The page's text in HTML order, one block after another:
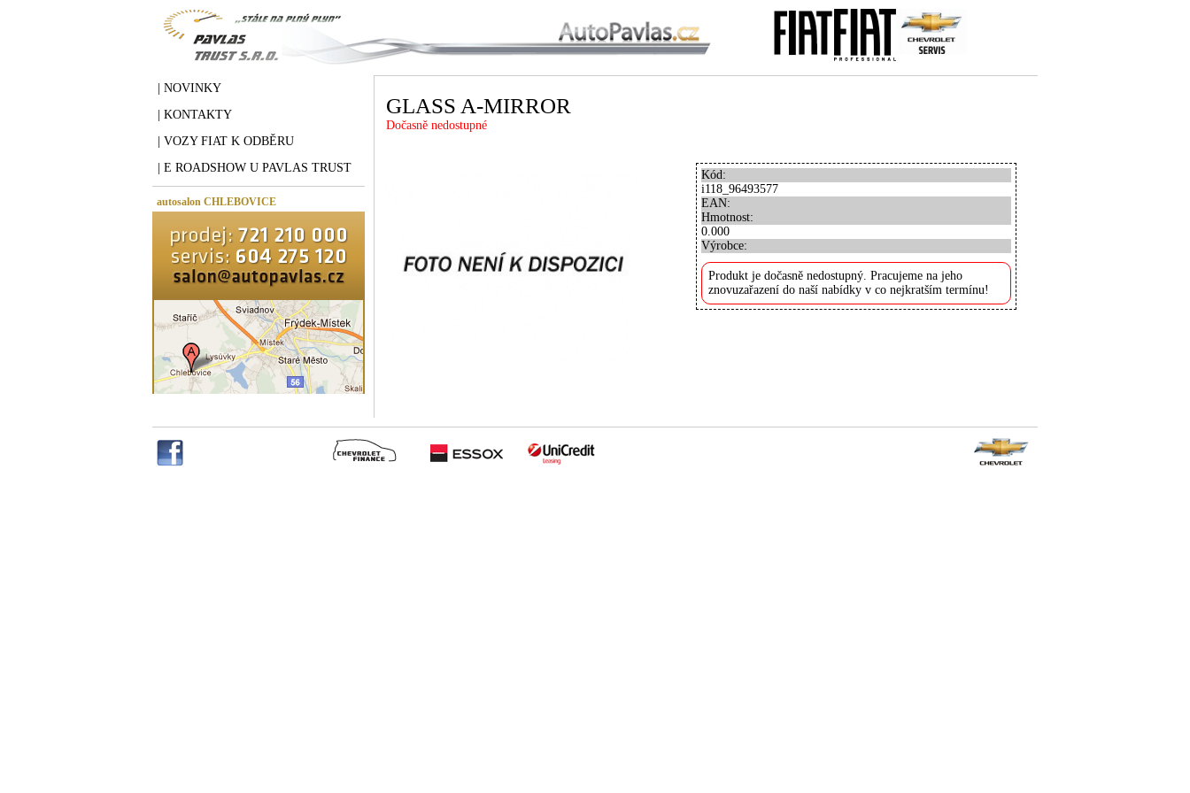
| NOVINKY
| KONTAKTY
| VOZY FIAT K ODBĚRU
| E ROADSHOW U PAVLAS TRUST
autosalon CHLEBOVICE
GLASS A-MIRROR
Dočasně nedostupné
Kód:
i118_96493577
EAN:
Hmotnost:
0.000
Výrobce:
Produkt je dočasně nedostupný. Pracujeme na jeho
znovuzařazení do naší nabídky v co nejkratším termínu!